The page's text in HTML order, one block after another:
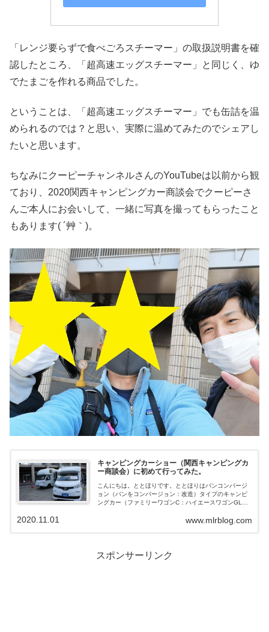
「レンジ要らずで食べごろスチーマー」の取扱説明書を確
認したところ、「超高速エッグスチーマー」と同じく、ゆ
でたまごを作れる商品でした。
ということは、「超高速エッグスチーマー」でも缶詰を温
められるのでは？と思い、実際に温めてみたのでシェアし
たいと思います。
ちなみにクーピーチャンネルさんのYouTubeは以前から観
ており、2020関西キャンピングカー商談会でクーピーさ
んご本人にお会いして、一緒に写真を撮ってもらったこと
もあります( ´艸｀)。
キャンピングカーショー（関西キャンピングカ
ー商談会）に初めて行ってみた。
こんにちは。ととほりです。ととほりはバンコンバージ
ョン（バンをコンバージョン：改造）タイプのキャンピ
ングカー（ファミリーワゴンC：ハイエースワゴンGL
ョーに行ったことがありません(^_...www.mlrblog.com
2020.11.01
スポンサーリンク